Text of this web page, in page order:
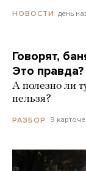
НОВОСТИ день
Говорят,
Это правда?
А полезно ли
нельзя?
РАЗБОР 9